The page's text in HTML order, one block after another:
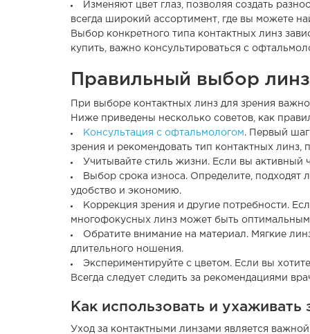
Изменяют цвет глаз, позволяя создать
всегда широкий ассортимент, где вы можете
Выбор конкретного типа контактных линз
купить, важно консультироваться с
Правильный выбор
При выборе контактных линз для зрения
Ниже приведены несколько советов, как
Консультация с офтальмологом. Первый
зрения и рекомендовать тип контактных линз,
Учитывайте стиль жизни. Если вы активный
Выбор срока износа. Определите, подходят
удобство и экономию.
Коррекция зрения и другие потребности.
многофокусных линз может быть
Обратите внимание на материал. Мягкие
длительного ношения.
Экспериментируйте с цветом. Если вы
Всегда следует следить за рекомендациями
Как использовать и ухаживать
Уход за контактными линзами является